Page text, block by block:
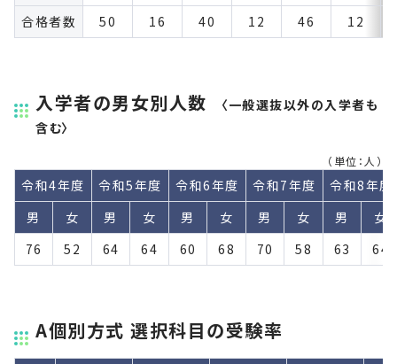
合格者数
50 16 40 12 46 12
入学者の男女別人数
〈一般選抜以外の入学者も
含む〉
（単位：人）
令和4年度 令和5年度 令和6年度 令和7年度
令和8年度
男
女 男 女 男 女 男 女 男
女
76
52 64 64 60 68 70 58 63 64
A個別方式 選択科目の受験率